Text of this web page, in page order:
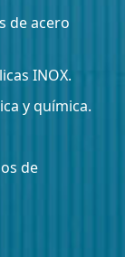
de acero
INOX.
y química.
de